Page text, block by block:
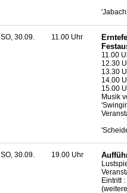
SO, 30.09. 11.00 Uhr
11.00
12.30
13.30
14.00
15.00
Musik
SO, 30.09. 19.00 Uhr
Eintritt